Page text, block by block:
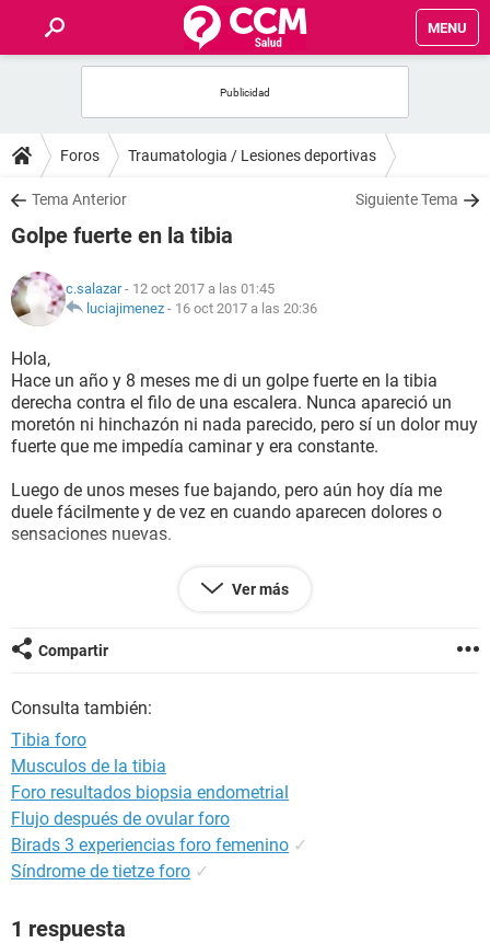
MENU
FOROS
SALUD
FAMILIA
NUTRICIÓN
BIENESTAR
SEXUALIDAD
Foros Traumatologia / Lesiones deportivas
Tema Anterior Siguiente Tema
Golpe fuerte en la tibia
c.salazar- 12 oct 2017 a las 01:45
luciajimenez - 16 oct 2017 a las 20:36
Hola,
Hace un año y 8 meses me di un golpe fuerte en la tibia
derecha contra el filo de una escalera. Nunca apareció un
moretón ni hinchazón ni nada parecido, pero sí un dolor muy
fuerte que me impedía caminar y era constante.
Luego de unos meses fue bajando, pero aún hoy día me
duele fácilmente y de vez en cuando aparecen dolores o
sensaciones nuevas.
No fui al médico por que no tenía seguro ni dinero,
pensamos que eso iba a curar en quizá unos 3 meses, pero
frontalde la tibia y también del lado derecho en la pierna
derecha (no sé si sea un
Ahora puedo caminar, pero al querer bailar, saltar o correr,
aparece uno o varios dolores.
Agradecería sus respuestas.
Ver más
Compartir
Consulta también:
Tibia foro
Musculos de la tibia
Foro resultados biopsia endometrial
Flujo después de ovular foro
Birads 3 experiencias foro femenino ✓
Síndrome de tietze foro ✓
1 respuesta